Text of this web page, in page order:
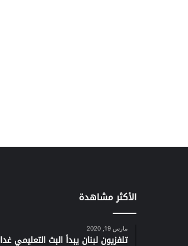
الأكثر مشاهدة
مارس 19, 2020
تلفزيون لبنان يبدأ البث التعليمي غدا